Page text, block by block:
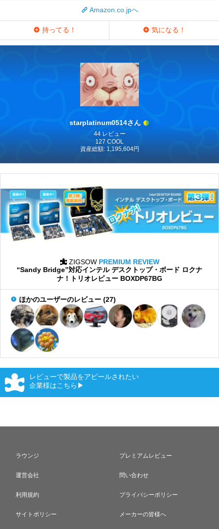
Amazon.co.jpへ
持ってる！ 気になる！
starplatinum0514さん
44 レビュー
127 COOL
資産総額: 1,195,604円
ZIGSOW PREMIUM REVIEW
“Sandy Bridge”対応インテル デスクトップ・ボード ロクナ
ナ！トリオレビュー BOXDP67BG
ほかのユーザーのレビュー (27)
レビューで製品をアピールされたい
企業様はこちら▶
ラウンジ プレミアムレビュー
運営会社 問い合わせ
利用規約 プライバシーポリシー
サイトポリシー メーカーの皆様へ